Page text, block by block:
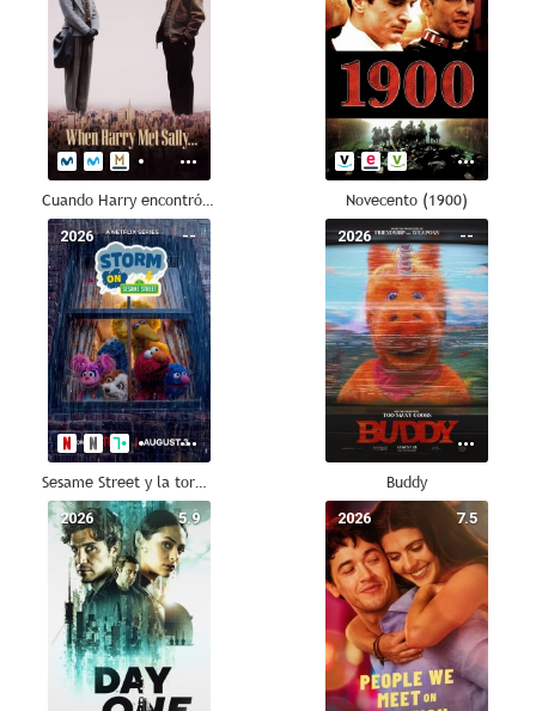
Cuando Harry encontró a Sally Novecento (1900)
--
2026
Sesame Street y la tormenta
--
2026
Buddy
5.9
2026 7.5
2026